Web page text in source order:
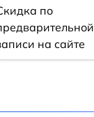
по
на сайте